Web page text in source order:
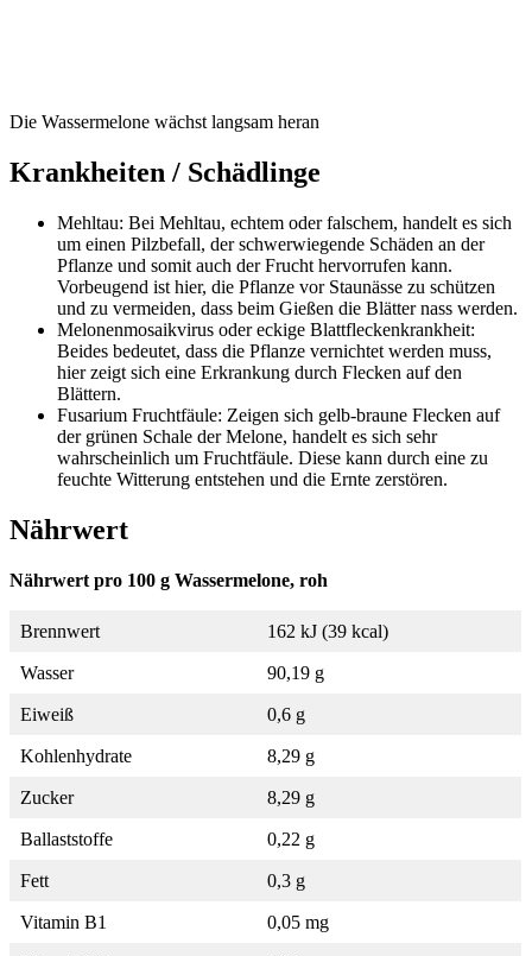
Die Wassermelone wächst langsam heran
Krankheiten / Schädlinge
Mehltau: Bei Mehltau, echtem oder falschem, handelt es sich
um einen Pilzbefall, der schwerwiegende Schäden an der
Pflanze und somit auch der Frucht hervorrufen kann.
Vorbeugend ist hier, die Pflanze vor Staunässe zu schützen
und zu vermeiden, dass beim Gießen die Blätter nass werden.
Melonenmosaikvirus oder eckige Blattfleckenkrankheit:
Beides bedeutet, dass die Pflanze vernichtet werden muss,
hier zeigt sich eine Erkrankung durch Flecken auf den
Blättern.
Fusarium Fruchtfäule: Zeigen sich gelb-braune Flecken auf
der grünen Schale der Melone, handelt es sich sehr
wahrscheinlich um Fruchtfäule. Diese kann durch eine zu
feuchte Witterung entstehen und die Ernte zerstören.
Nährwert
Nährwert pro 100 g Wassermelone, roh
Brennwert 162 kJ (39 kcal)
Wasser 90,19 g
Eiweiß 0,6 g
Kohlenhydrate 8,29 g
Zucker 8,29 g
Ballaststoffe 0,22 g
Fett 0,3 g
Vitamin B1 0,05 mg